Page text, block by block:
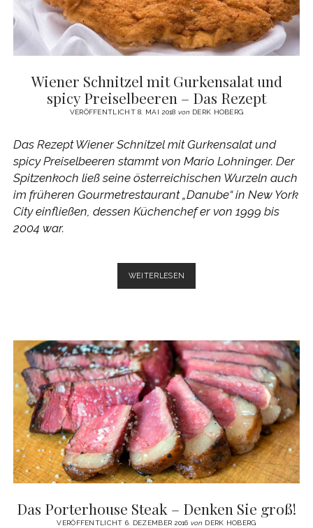
Wiener Schnitzel mit Gurkensalat und
spicy Preiselbeeren – Das Rezept
VERÖFFENTLICHT 8. MAI 2018 von DERK HOBERG
Das Rezept Wiener Schnitzel mit Gurkensalat und
spicy Preiselbeeren stammt von Mario Lohninger. Der
Spitzenkoch ließ seine österreichischen Wurzeln auch
im früheren Gourmetrestaurant „Danube“ in New York
City einfließen, dessen Küchenchef er von 1999 bis
2004 war.
WEITERLESEN
SCHNITZEL
SPICY
PREISELBEEREN
–
DAS
REZEPT
Das Porterhouse Steak – Denken Sie groß!
VERÖFFENTLICHT 6. DEZEMBER 2016 von DERK HOBERG